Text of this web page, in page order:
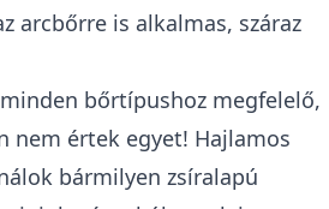
arcbőrre is alkalmas, száraz
bőrtípushoz megfelelő,
nem értek egyet! Hajlamos
bármilyen zsíralapú